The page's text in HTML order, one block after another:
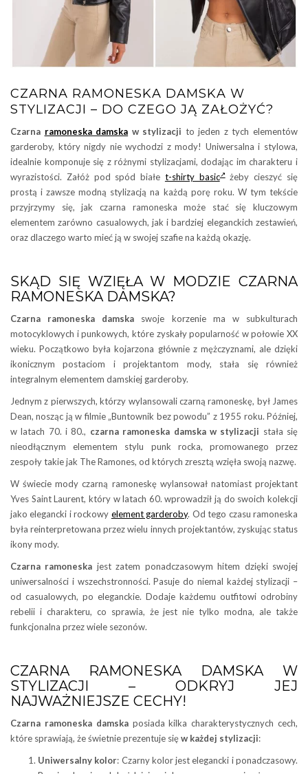
CZARNA RAMONESKA DAMSKA W
STYLIZACJI – DO CZEGO JĄ ZAŁOŻYĆ?
Czarna ramoneska damska w stylizacji to jeden z tych elementów
garderoby, który nigdy nie wychodzi z mody! Uniwersalna i stylowa,
idealnie komponuje się z różnymi stylizacjami, dodając im charakteru i
wyrazistości. Załóż pod spód białe t-shirty basic żeby cieszyć się
prostą i zawsze modną stylizacją na każdą porę roku. W tym tekście
przyjrzymy się, jak czarna ramoneska może stać się kluczowym
elementem zarówno casualowych, jak i bardziej eleganckich zestawień,
oraz dlaczego warto mieć ją w swojej szafie na każdą okazję.
SKĄD SIĘ WZIĘŁA W MODZIE CZARNA
RAMONESKA DAMSKA?
Czarna ramoneska damska swoje korzenie ma w subkulturach
motocyklowych i punkowych, które zyskały popularność w połowie XX
wieku. Początkowo była kojarzona głównie z mężczyznami, ale dzięki
ikonicznym postaciom i projektantom mody, stała się również
integralnym elementem damskiej garderoby.
Jednym z pierwszych, którzy wylansowali czarną ramoneskę, był James
Dean, nosząc ją w filmie „Buntownik bez powodu” z 1955 roku. Później,
w latach 70. i 80., czarna ramoneska damska w stylizacji stała się
nieodłącznym elementem stylu punk rocka, promowanego przez
zespoły takie jak The Ramones, od których zresztą wzięła swoją nazwę.
W świecie mody czarną ramoneskę wylansował natomiast projektant
Yves Saint Laurent, który w latach 60. wprowadził ją do swoich kolekcji
jako elegancki i rockowy element garderoby. Od tego czasu ramoneska
była reinterpretowana przez wielu innych projektantów, zyskując status
ikony mody.
Czarna ramoneska jest zatem ponadczasowym hitem dzięki swojej
uniwersalności i wszechstronności. Pasuje do niemal każdej stylizacji –
od casualowych, po eleganckie. Dodaje każdemu outfitowi odrobiny
rebelii i charakteru, co sprawia, że jest nie tylko modna, ale także
funkcjonalna przez wiele sezonów.
CZARNA RAMONESKA DAMSKA W
STYLIZACJI – ODKRYJ JEJ
NAJWAŻNIEJSZE CECHY!
Czarna ramoneska damskaposiada kilka charakterystycznych cech,
które sprawiają, że świetnie prezentuje sięw każdej stylizacji:
Uniwersalny kolor: Czarny kolor jest elegancki i ponadczasowy.